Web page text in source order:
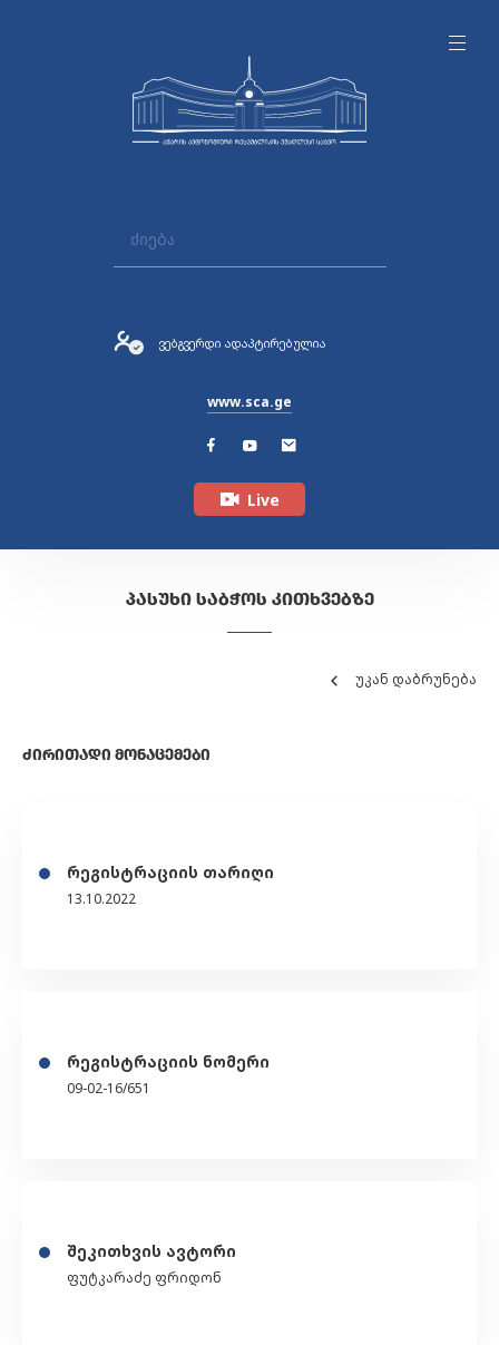
ვებგვერდი ადაპტირებულია
www.sca.ge
Live
ᲞᲐᲡᲣᲮᲘ ᲡᲐᲑᲭᲝᲡ ᲙᲘᲗᲮᲕᲔᲑᲖᲔ
უკან დაბრუნება
ᲫᲘᲠᲘᲗᲐᲓᲘ ᲛᲝᲜᲐᲪᲔᲛᲔᲑᲘ
რეგისტრაციის თარიღი
13.10.2022
რეგისტრაციის ნომერი
09-02-16/651
შეკითხვის ავტორი
ფუტკარაძე ფრიდონ